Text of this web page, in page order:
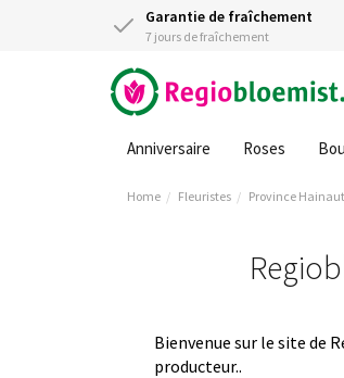
Garantie de fraîchement
7 jours de fraîchement
Anniversaire Roses
Home Fleuristes Province Hainaut
Bienvenue sur le site de
producteur..